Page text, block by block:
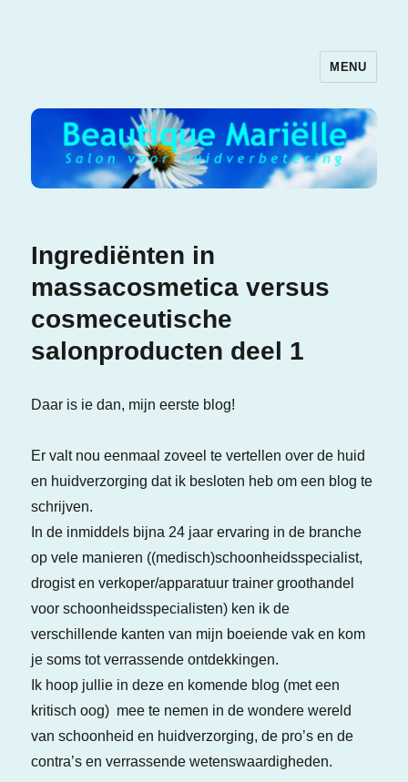
MENU
Ingrediënten in
massacosmetica versus
cosmeceutische
salonproducten deel 1
Daar is ie dan, mijn eerste blog!
Er valt nou eenmaal zoveel te vertellen over de huid
en huidverzorging dat ik besloten heb om een blog te
schrijven.
In de inmiddels bijna 24 jaar ervaring in de branche
op vele manieren ((medisch)schoonheidsspecialist,
drogist en verkoper/apparatuur trainer groothandel
voor schoonheidsspecialisten) ken ik de
verschillende kanten van mijn boeiende vak en kom
je soms tot verrassende ontdekkingen.
Ik hoop jullie in deze en komende blog (met een
kritisch oog) mee te nemen in de wondere wereld
van schoonheid en huidverzorging, de pro’s en de
contra’s en verrassende wetenswaardigheden.